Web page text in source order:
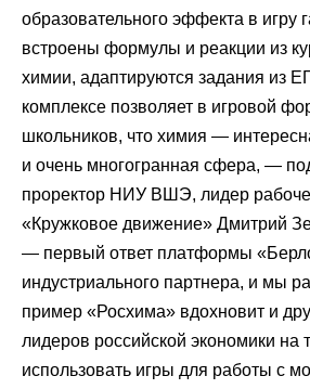
образовательного эффекта в игру
встроены формулы и реакции из
химии, адаптируются задания из
комплексе позволяет в игровой
школьников, что химия —
и очень многогранная сфера, —
проректор НИУ ВШЭ, лидер
«Кружковое движение» Дмитрий
— первый ответ платформы
индустриального партнера, и мы
пример «Росхима» вдохновит и
лидеров российской экономики на
использовать игры для работы с